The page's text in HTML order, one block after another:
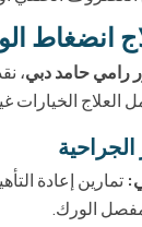
انضغاط
رامي حامد دبي،
الخيارات
تمارين إعادة
الورك.